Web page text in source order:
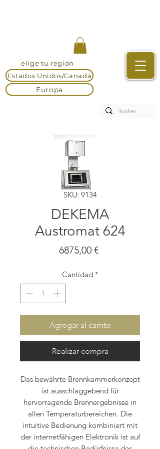
elige tu región
Estados Unidos/Canadá
Europa
SKU: 9134
DEKEMA
Austromat 624
6875,00 €Precio
Cantidad *
Agregar al carrito
Realizar compra
Das bewährte Brennkammerkonzept
ist ausschlaggebend für
hervorragende Brennergebnisse in
allen Temperaturbereichen. Die
intuitive Bedienung kombiniert mit
der internetfähigen Elektronik ist auf